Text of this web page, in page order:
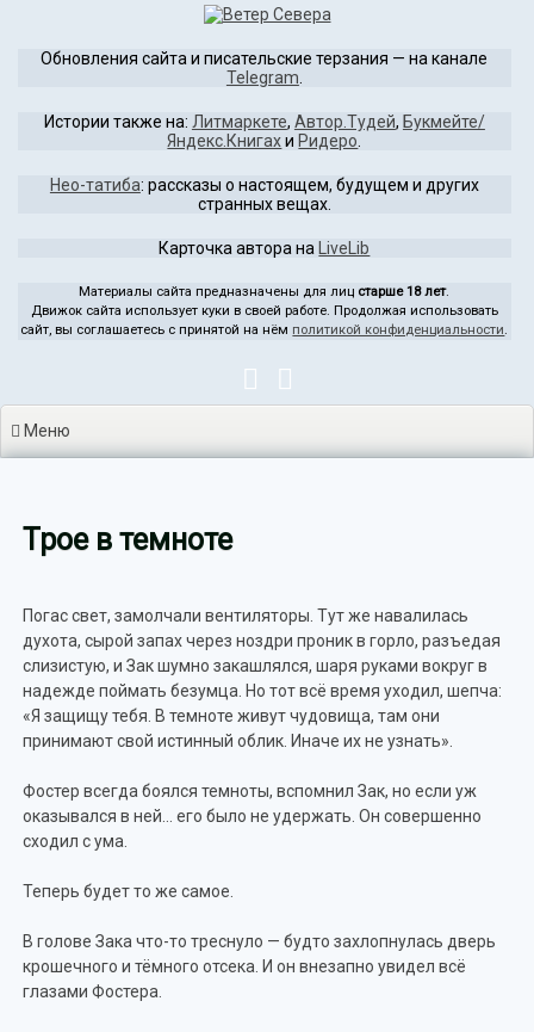
содержимому
Обновления сайта и писательские терзания — на канале
Telegram
Истории также на: Литмаркете, Автор.Тудей, Букмейте/
Яндекс.Книгахи Ридеро
Нео-татиба: рассказы о настоящем, будущем и других
странных вещах.
Карточка автора на LiveLib
Материалы сайта предназначены для лиц старше 18 лет.
Движок сайта использует куки в своей работе. Продолжая использовать
сайт, вы соглашаетесь с принятой на нём политикой конфиденциальности.
Меню
Трое в темноте
Погас свет, замолчали вентиляторы. Тут же навалилась
духота, сырой запах через ноздри проник в горло, разъедая
слизистую, и Зак шумно закашлялся, шаря руками вокруг в
надежде поймать безумца. Но тот всё время уходил, шепча:
«Я защищу тебя. В темноте живут чудовища, там они
принимают свой истинный облик. Иначе их не узнать».
Фостер всегда боялся темноты, вспомнил Зак, но если уж
оказывался в ней… его было не удержать. Он совершенно
сходил с ума.
Теперь будет то же самое.
В голове Зака что-то треснуло — будто захлопнулась дверь
крошечного и тёмного отсека. И он внезапно увидел всё
глазами Фостера.